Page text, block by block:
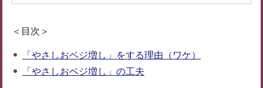
＜目次＞
「やさしおベジ増し」をする理由（ワケ）
「やさしおベジ増し」の工夫